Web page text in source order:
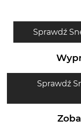
Sprawdź
Sprawdź